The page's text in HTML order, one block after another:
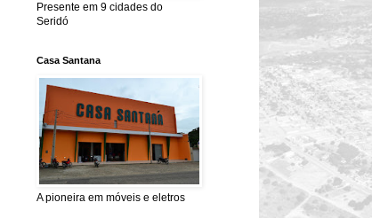
Presente em 9 cidades do
Seridó
Casa Santana
A pioneira em móveis e eletros